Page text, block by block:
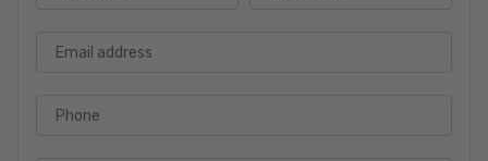
Email address
Phone